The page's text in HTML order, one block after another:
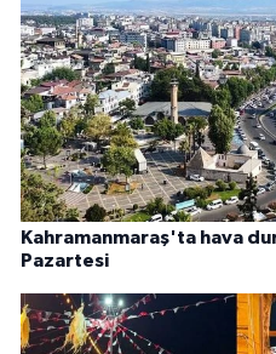
Kahramanmaraş'ta hava
Pazartesi